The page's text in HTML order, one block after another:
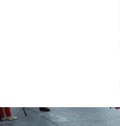
nord